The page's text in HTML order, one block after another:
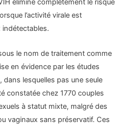
élimine complètement le risque
l’activité virale est
indétectables.
le nom de traitement comme
en évidence par les études
dans lesquelles pas une seule
constatée chez 1770 couples
à statut mixte, malgré des
vaginaux sans préservatif. Ces